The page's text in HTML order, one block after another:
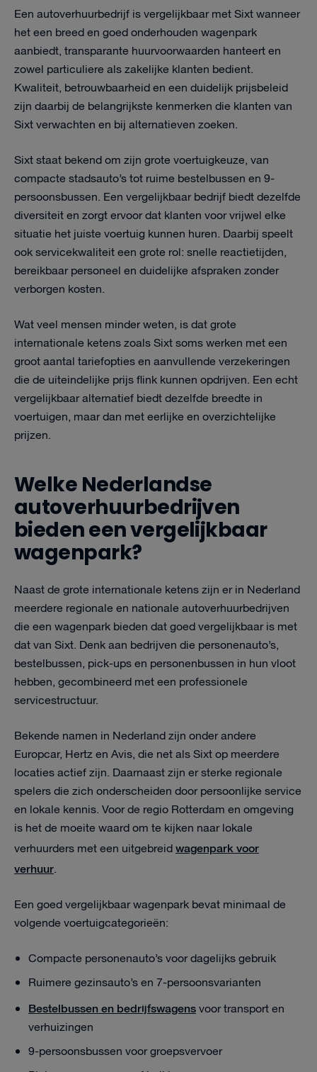
Een autoverhuurbedrijf is vergelijkbaar met Sixt wanneer
het een breed en goed onderhouden wagenpark
aanbiedt, transparante huurvoorwaarden hanteert en
zowel particuliere als zakelijke klanten bedient.
Kwaliteit, betrouwbaarheid en een duidelijk prijsbeleid
zijn daarbij de belangrijkste kenmerken die klanten van
Sixt verwachten en bij alternatieven zoeken.
Sixt staat bekend om zijn grote voertuigkeuze, van
compacte stadsauto’s tot ruime bestelbussen en 9-
persoonsbussen. Een vergelijkbaar bedrijf biedt dezelfde
diversiteit en zorgt ervoor dat klanten voor vrijwel elke
situatie het juiste voertuig kunnen huren. Daarbij speelt
ook servicekwaliteit een grote rol: snelle reactietijden,
bereikbaar personeel en duidelijke afspraken zonder
verborgen kosten.
Wat veel mensen minder weten, is dat grote
internationale ketens zoals Sixt soms werken met een
groot aantal tariefopties en aanvullende verzekeringen
die de uiteindelijke prijs flink kunnen opdrijven. Een echt
vergelijkbaar alternatief biedt dezelfde breedte in
voertuigen, maar dan met eerlijke en overzichtelijke
prijzen.
Welke Nederlandse
autoverhuurbedrijven
bieden een vergelijkbaar
wagenpark?
Naast de grote internationale ketens zijn er in Nederland
meerdere regionale en nationale autoverhuurbedrijven
die een wagenpark bieden dat goed vergelijkbaar is met
dat van Sixt. Denk aan bedrijven die personenauto’s,
bestelbussen, pick-ups en personenbussen in hun vloot
hebben, gecombineerd met een professionele
servicestructuur.
Bekende namen in Nederland zijn onder andere
Europcar, Hertz en Avis, die net als Sixt op meerdere
locaties actief zijn. Daarnaast zijn er sterke regionale
spelers die zich onderscheiden door persoonlijke service
en lokale kennis. Voor de regio Rotterdam en omgeving
is het de moeite waard om te kijken naar lokale
verhuurders met een uitgebreidwagenpark voor
verhuur.
Een goed vergelijkbaar wagenpark bevat minimaal de
volgende voertuigcategorieën:
Compacte personenauto’s voor dagelijks gebruik
Ruimere gezinsauto’s en 7-persoonsvarianten
Bestelbussen en bedrijfswagensvoor transport en
verhuizingen
9-persoonsbussen voor groepsvervoer